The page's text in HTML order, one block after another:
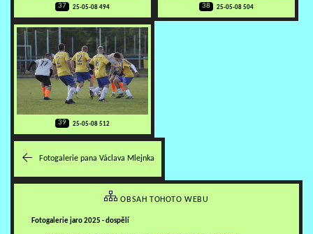
37 25-05-08 494 38 25-05-08 504
39 25-05-08 512
Fotogalerie pana Václava Mlejnka
OBSAH TOHOTO WEBU
Fotogalerie jaro 2025 - dospělí